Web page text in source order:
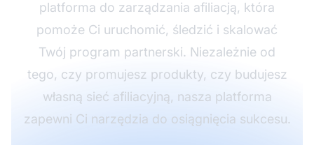
platforma do zarządzania afiliacją, która
pomoże Ci uruchomić, śledzić i skalować
Twój program partnerski. Niezależnie od
tego, czy promujesz produkty, czy budujesz
własną sieć afiliacyjną, nasza platforma
zapewni Ci narzędzia do osiągnięcia sukcesu.